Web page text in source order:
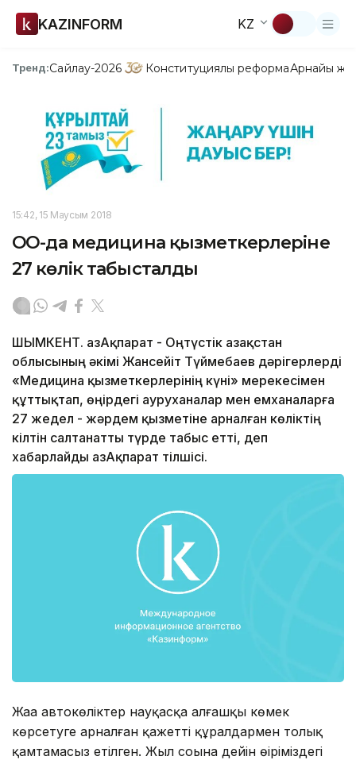
KAZINFORM KZ
Тренд:Сайлау-2026 Конституциялық реформаАрнайы
15:42, 15 Маусым 2018
ОҚО-да медицина қызметкерлеріне
27 көлік табысталды
ШЫМКЕНТ. ҚазАқпарат - Оңтүстік Қазақстан
облысының әкімі Жансейіт Түймебаев дәрігерлерді
«Медицина қызметкерлерінің күні» мерекесімен
құттықтап, өңірдегі ауруханалар мен емханаларға
27 жедел - жәрдем қызметіне арналған көліктің
кілтін салтанатты түрде табыс етті, деп
хабарлайды ҚазАқпарат тілшісі.
Жаңа автокөліктер науқасқа алғашқы көмек
көрсетуге арналған қажетті құралдармен толық
қамтамасыз етілген. Жыл соңына дейін өңіріміздегі